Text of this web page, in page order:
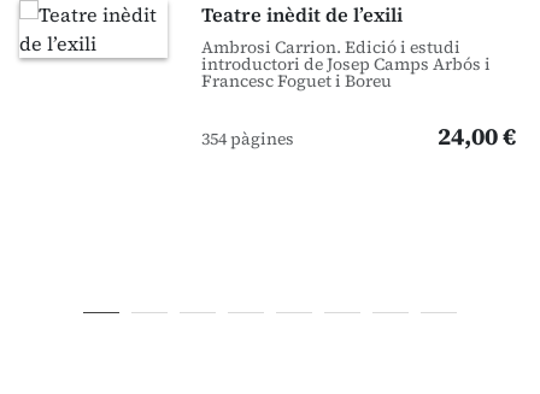
Teatre inèdit de l’exili
Ambrosi Carrion. Edició i estudi
introductori de Josep Camps Arbós i
Francesc Foguet i Boreu
354 pàgines 24,00 €